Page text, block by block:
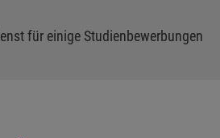
für einige Studienbewerbungen